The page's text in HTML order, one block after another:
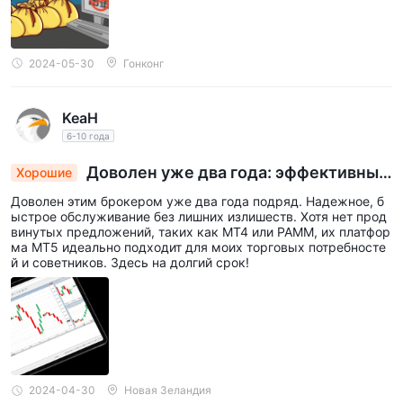
2024-05-30 Гонконг
KeaH
6-10 года
Хорошие
Доволен уже два года: эффективный
брокер с индивидуальной платформой MT5 дл
я моих торговых стратегий
Доволен этим брокером уже два года подряд. Надежное, б
ыстрое обслуживание без лишних излишеств. Хотя нет прод
винутых предложений, таких как MT4 или PAMM, их платфор
ма MT5 идеально подходит для моих торговых потребносте
й и советников. Здесь на долгий срок!
2024-04-30 Новая Зеландия